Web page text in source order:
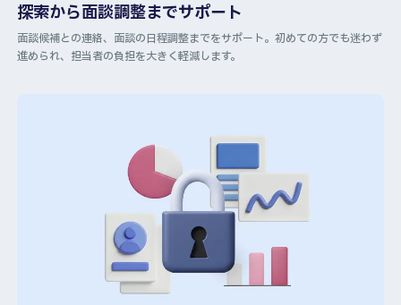
探索から面談調整までサポート
面談候補との連絡、面談の日程調整までをサポート。初めての方でも迷わず
進められ、担当者の負担を大きく軽減します。